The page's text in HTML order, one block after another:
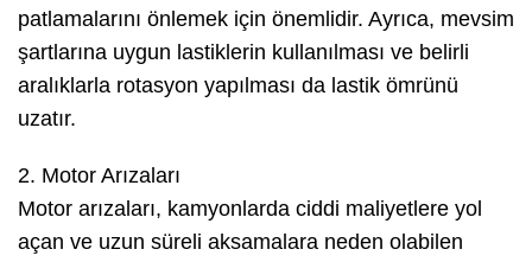
patlamalarını önlemek için önemlidir. Ayrıca, mevsim
şartlarına uygun lastiklerin kullanılması ve belirli
aralıklarla rotasyon yapılması da lastik ömrünü
uzatır.
2. Motor Arızaları
Motor arızaları, kamyonlarda ciddi maliyetlere yol
açan ve uzun süreli aksamalara neden olabilen